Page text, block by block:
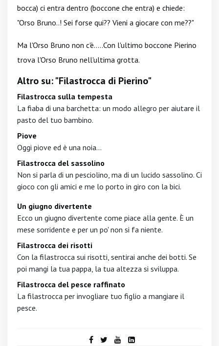
bocca) ci entra dentro (boccone che entra) e chiede:
"Orso Bruno..! Sei forse qui?? Vieni a giocare con me??"
Ma l'Orso Bruno non c'è…..Con l'ultimo boccone Pierino
trova l'Orso Bruno nell'ultima grotta.
Altro su: "Filastrocca di Pierino"
Filastrocca sulla tempesta
La fiaba di una barchetta: un modo allegro per aiutare il
pasto del tuo bambino.
Piove
Oggi piove ed è una noia...
Filastrocca del sassolino
Non si parla di un pesciolino, ma di un lucido sassolino. Ci
gioco con gli amici e me lo porto in giro con la bici.
Un giugno divertente
Ecco un giugno divertente come piace alla gente. È un
mese sorridente e per un po' non si fa niente.
Filastrocca dei risotti
Con la filastrocca sui risotti, sentirai anche dei botti. Se
poi mangi la tua pappa, la tua altezza si sviluppa.
Filastrocca del pesce raffinato
La filastrocca per invogliare tuo figlio a mangiare il
pesce.